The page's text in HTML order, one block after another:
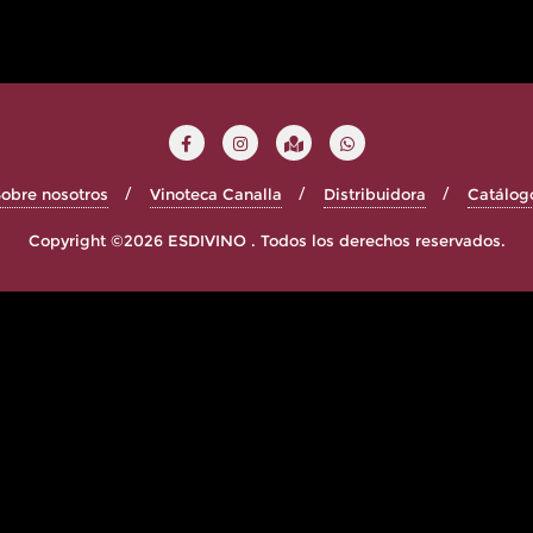
nosotros Vinoteca Canalla Distribuidora
Copyright ©2026 ESDIVINO . Todos los derechos reservados.